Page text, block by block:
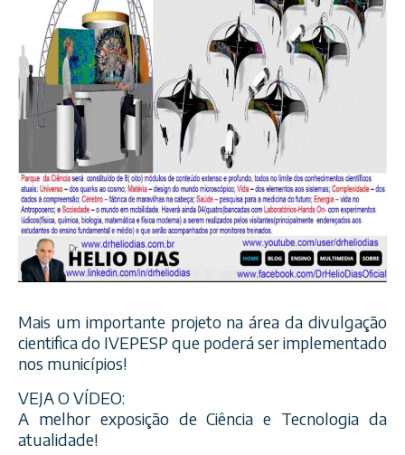
Mais um importante projeto na área da divulgação
cientifica do IVEPESP que poderá ser implementado
nos municípios!
VEJA O VÍDEO:
A melhor exposição de Ciência e Tecnologia da
atualidade!